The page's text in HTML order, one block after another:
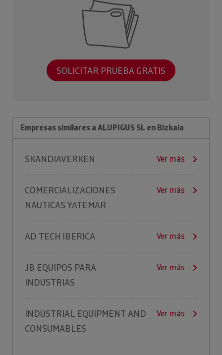
SOLICITAR PRUEBA GRATIS
Empresas similares a ALUPIGUS SL en Bizkaia
SKANDIAVERKEN Ver más
COMERCIALIZACIONES
NAUTICAS YATEMAR
Ver más
AD TECH IBERICA Ver más
JB EQUIPOS PARA
INDUSTRIAS
Ver más
INDUSTRIAL EQUIPMENT AND
CONSUMABLES
Ver más